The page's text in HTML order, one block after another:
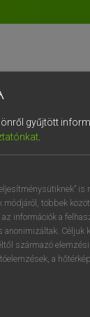
szótár
gyűjtött
.
is
többek
az információk a
Céljuk
származó
a
IT NL
3 4 5
e r
d f g
x c v